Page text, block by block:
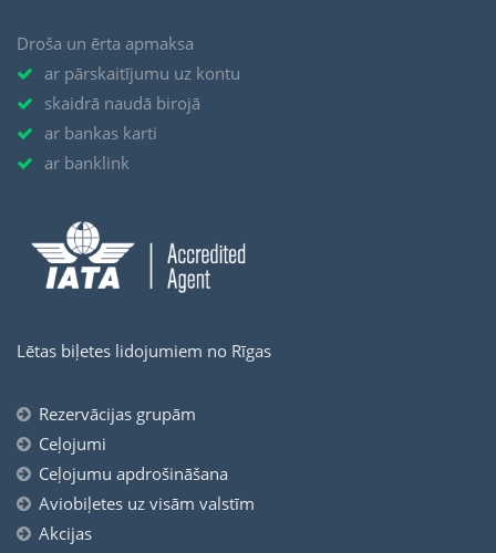
Droša un ērta apmaksa
ar pārskaitījumu uz kontu
skaidrā naudā birojā
ar bankas karti
ar banklink
Lētas biļetes lidojumiem no Rīgas
Rezervācijas grupām
Ceļojumi
Ceļojumu apdrošināšana
Aviobiļetes uz visām valstīm
Akcijas